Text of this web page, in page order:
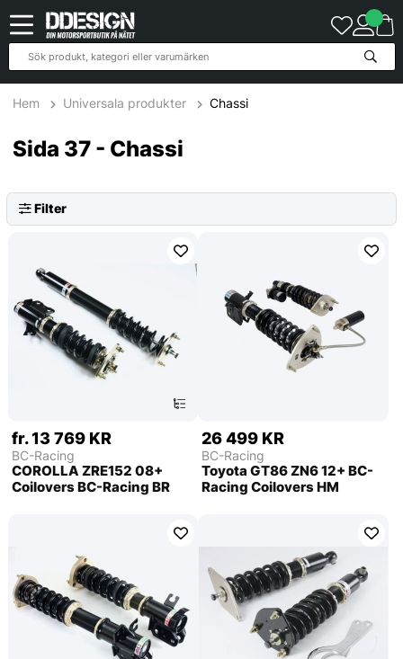
Hem Universala produkter Chassi
Sida 37 - Chassi
Filter
5078 Produkter
fr. 13 769 KR
BC-Racing
COROLLA ZRE152 08+
Coilovers BC-Racing BR
26 499 KR
BC-Racing
Toyota GT86 ZN6 12+ BC-
Racing Coilovers HM